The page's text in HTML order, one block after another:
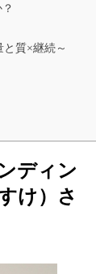
質×継続～
ディン
け）さ